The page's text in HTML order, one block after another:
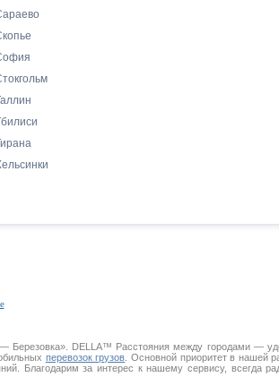
Березовка». DELLA™ Расстояния между городами—
перевозок грузов . Основной приоритет в нашей
Благодарим за интерес к нашему сервису, всегда